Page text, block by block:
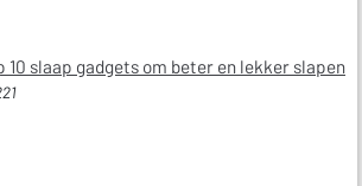
10 slaap gadgets om beter en lekker slapen